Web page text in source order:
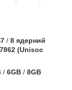
/ 8 ядерний
(Unisoc
/ 6GB / 8GB